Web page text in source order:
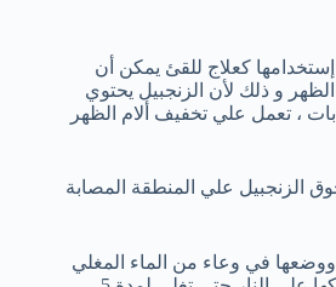
كعلاج للقئ يمكن أن
و ذلك لأن الزنجبيل يحتوي
، تعمل علي تخفيف ألام الظهر
الزنجبيل علي المنطقة المصابة
في وعاء من الماء المغلي